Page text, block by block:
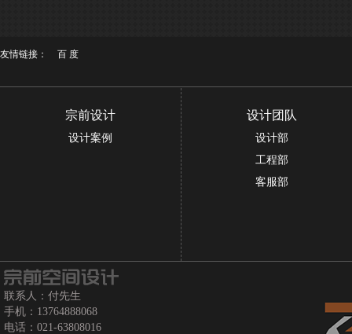
友情链接： 百 度
宗前设计
设计案例
设计团队
设计部
工程部
客服部
联系人：付先生
手机：13764888068
电话：021-63808016